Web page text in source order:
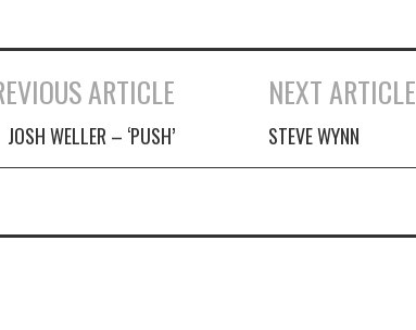
ARTICLE
JOSH WELLER – ‘PUSH’
NEXT ARTICLE
STEVE WYNN